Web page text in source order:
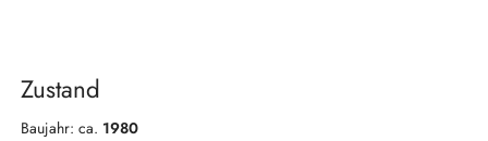
Zustand
Baujahr: ca. 1980